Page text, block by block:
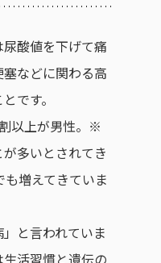
酸値を下げて痛
などに関わる高
です。
以上が男性。※
多いとされてき
増えてきていま
と言われていま
活習慣と遺伝の